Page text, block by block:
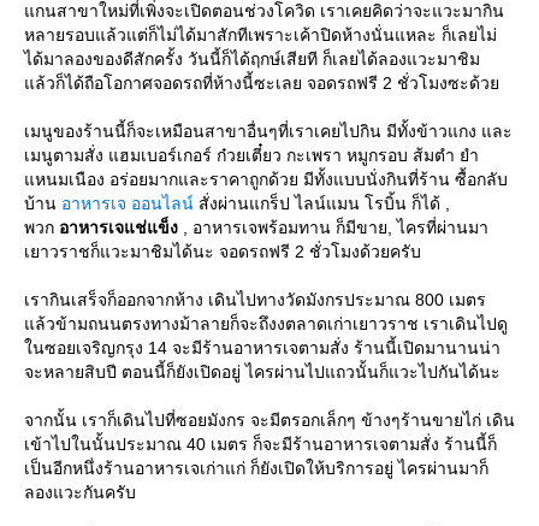
กนสาขาใหม่ที่เพิ่งจะเปิดตอนช่วงโควิด เราเคยคิดว่าจะแวะมากิน
หลายรอบแล้วแต่ก็ไม่ได้มาสักทีเพราะเค้าปิดห้างนั่นแหละ ก็เลยไม่
ได้มาลองของดีสักครั้ง วันนี้ก็ได้ฤกษ์เสียที ก็เลยได้ลองแวะมาชิม
ล้วก็ได้ถือโอกาศจอดรถที่ห้างนี้ซะเลย จอดรถฟรี 2 ชั่วโมงซะด้ว
เมนูของร้านนี้ก็จะเหมือนสาขาอื่นๆที่เราเคยไปกิน มีทั้งข้าวแกง และ
เมนูตามสั่ง แฮมเบอร์เกอร์ ก๋วยเตี๋ยว กะเพรา หมูกรอบ ส้มตำ ยำ
หนมเนือง อร่อยมากและราคาถูกด้วย มีทั้งแบบนั่งกินที่ร้าน ซื้อกลับ
บ้าน อาหารเจ ออนไลน์ สั่งผ่านแกร็ป ไลน์แมน โรบิ้น ก็ได้ ,
พวก อาหารเจแช่แข็ง , อาหารเจพร้อมทาน ก็มีขาย, ไครที่ผ่านมา
เยาวราชก็แวะมาชิมได้นะ จอดรถฟรี 2 ชั่วโมงด้วยครับ
เรากินเสร็จก็ออกจากห้าง เดินไปทางวัดมังกรประมาณ 800 เมตร
ล้วข้ามถนนตรงทางม้าลายก็จะถึงงตลาดเก่าเยาวราช เราเดินไปดู
นซอยเจริญกรุง 14 จะมีร้านอาหารเจตามสั่ง ร้านนี้เปิดมานานน่า
จะหลายสิบปี ตอนนี้ก็ยังเปิดอยู่ ไครผ่านไปแถวนั้นก็แวะไปกันได้นะ
จากนั้น เราก็เดินไปที่ซอยมังกร จะมีตรอกเล็กๆ ข้างๆร้านขายไก่ เดิน
เข้าไปในนั้นประมาณ 40 เมตร ก็จะมีร้านอาหารเจตามสั่ง ร้านนี้ก็
เป็นอีกหนึ่งร้านอาหารเจเก่าแก่ ก็ยังเปิดให้บริการอยู่ ไครผ่านมาก็
ลองแวะกันครับ